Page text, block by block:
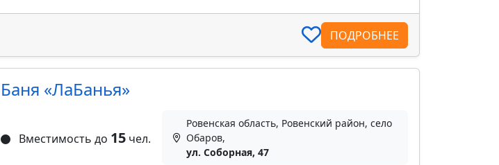
ПОДРОБНЕЕ
Баня «ЛаБанья»
Вместимость до 15чел.
Ровенская область, Ровенский район, село
Обаров,
ул. Соборная, 47